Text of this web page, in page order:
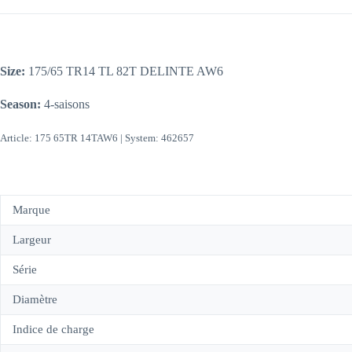
Size: 175/65 TR14 TL 82T DELINTE AW6
Season: 4-saisons
Article: 175 65TR 14TAW6 | System: 462657
Marque
Largeur
Série
Diamètre
Indice de charge